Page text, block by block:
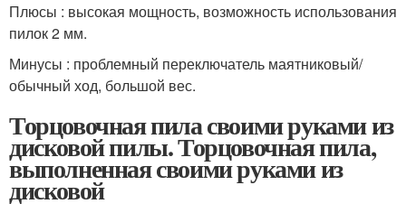
Плюсы : высокая мощность, возможность использования
пилок 2 мм.
Минусы : проблемный переключатель маятниковый/
обычный ход, большой вес.
Торцовочная пила своими руками из
дисковой пилы. Торцовочная пила,
выполненная своими руками из
дисковой